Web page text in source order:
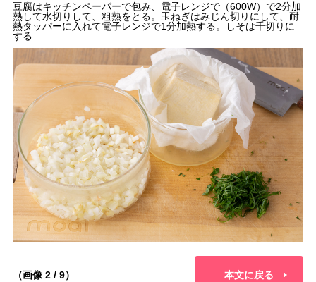
豆腐はキッチンペーパーで包み、電子レンジで（600W）で2分加
熱して水切りして、粗熱をとる。玉ねぎはみじん切りにして、耐
熱タッパーに入れて電子レンジで1分加熱する。しそは千切りに
する
（画像 2 / 9） 本文に戻る